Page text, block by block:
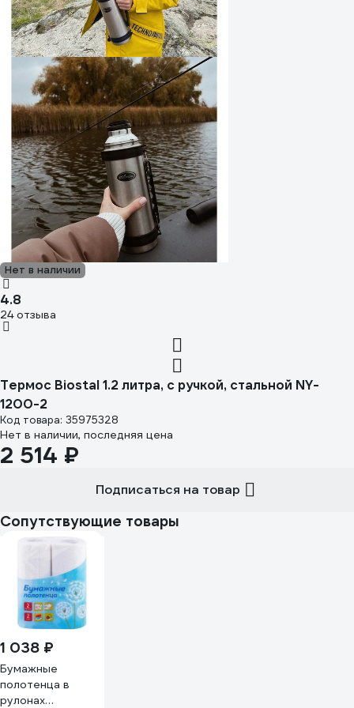
Нет в наличии
4.8
24 отзыва
Термос Biostal 1.2 литра, с ручкой, стальной NY-
1200-2
Код товара: 35975328
Нет в наличии, последняя цена
2 514 ₽
Подписаться на товар
Сопутствующие товары
1 038 ₽
Бумажные
полотенца в
рулонах